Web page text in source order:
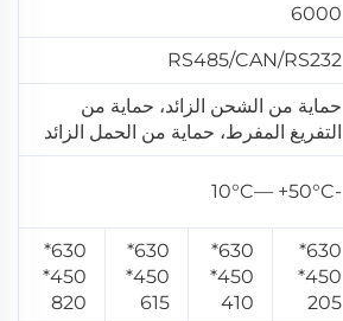
6000
RS485/CAN/RS232
حماية من الشحن الزائد، حماية من
التفريغ المفرط، حماية من الحمل الزائد
-10°C— +50°C
630*
450*
205
630*
450*
410
630*
450*
615
630*
450*
820